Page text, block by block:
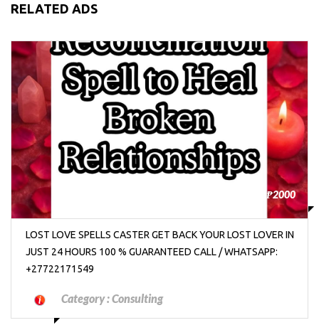
RELATED ADS
₱2000
LOST LOVE SPELLS CASTER GET BACK YOUR LOST LOVER IN
JUST 24 HOURS 100 % GUARANTEED CALL / WHATSAPP:
+27722171549
Category :Consulting